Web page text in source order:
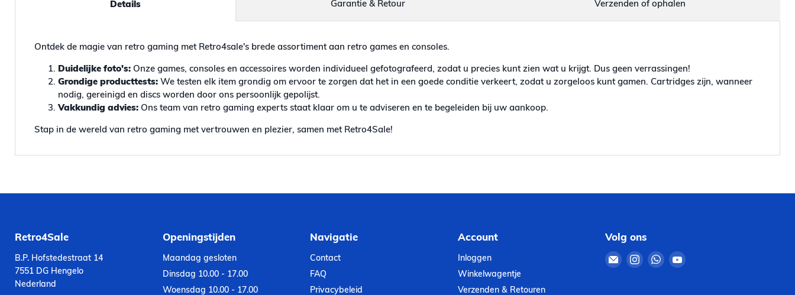
Details
Ontdek de magie van retro gaming met Retro4sale's brede assortiment aan retro games en consoles.
Duidelijke foto's: Onze games, consoles en accessoires worden individueel gefotografeerd, zodat u precies kunt zien wat u krijgt. Dus geen verrassingen!
Grondige producttests: We testen elk item grondig om ervoor te zorgen dat het in een goede conditie verkeert, zodat u zorgeloos kunt gamen. Cartridges zijn, wanneer
nodig, gereinigd en discs worden door ons persoonlijk gepolijst.
Vakkundig advies: Ons team van retro gaming experts staat klaar om u te adviseren en te begeleiden bij uw aankoop.
Stap in de wereld van retro gaming met vertrouwen en plezier, samen met Retro4Sale!
Garantie & Retour Verzenden of ophalen
Retro4Sale
B.P. Hofstedestraat 14
7551 DG Hengelo
Nederland
Openingstijden
Maandag gesloten
Dinsdag 10.00 - 17.00
Woensdag 10.00 - 17.00
Navigatie
Contact
FAQ
Privacybeleid
Account
Inloggen
Winkelwagentje
Verzenden & Retouren
Volg ons
Email
Retro4Sale
Vind
ons
Vind
ons
Vind